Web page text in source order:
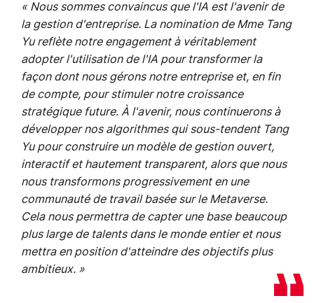
« Nous sommes convaincus que l'IA est l'avenir de
la gestion d'entreprise. La nomination de Mme Tang
Yu reflète notre engagement à véritablement
adopter l'utilisation de l'IA pour transformer la
façon dont nous gérons notre entreprise et, en fin
de compte, pour stimuler notre croissance
stratégique future. À l'avenir, nous continuerons à
développer nos algorithmes qui sous-tendent Tang
Yu pour construire un modèle de gestion ouvert,
interactif et hautement transparent, alors que nous
nous transformons progressivement en une
communauté de travail basée sur le Metaverse.
Cela nous permettra de capter une base beaucoup
plus large de talents dans le monde entier et nous
mettra en position d'atteindre des objectifs plus
ambitieux. »